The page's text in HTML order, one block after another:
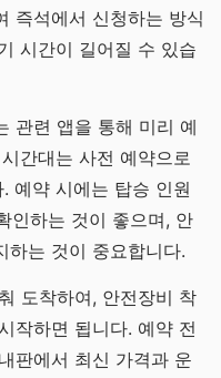
즉석에서 신청하는 방식
시간이 길어질 수 있습
관련 앱을 통해 미리 예
간대는 사전 예약으로
예약 시에는 탑승 인원
인하는 것이 좋으며, 안
하는 것이 중요합니다.
도착하여, 안전장비 착
작하면 됩니다. 예약 전
판에서 최신 가격과 운